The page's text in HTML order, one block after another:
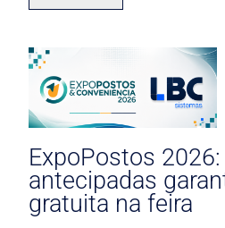
ExpoPostos
antecipadas
gratuita na feira